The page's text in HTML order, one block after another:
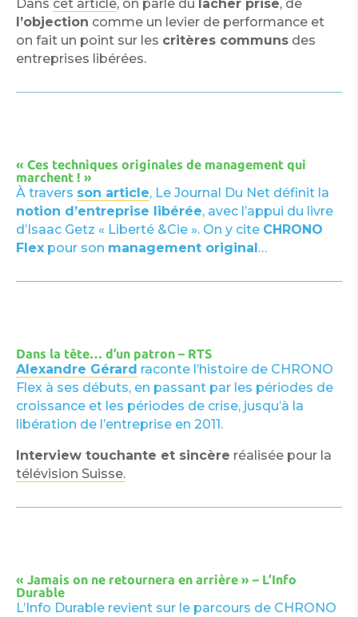
Dans cet article, on parle du lâcher prise, de
l’objection comme un levier de performance et
on fait un point sur les critères communs des
entreprises libérées.
« Ces techniques originales de management qui
marchent ! »
À travers son article, Le Journal Du Net définit la
notion d’entreprise libérée, avec l’appui du livre
d’Isaac Getz « Liberté &Cie ». On y cite CHRONO
Flex pour son management original …
Dans la tête… d’un patron – RTS
Alexandre Gérard raconte l’histoire de CHRONO
Flex à ses débuts, en passant par les périodes de
croissance et les périodes de crise, jusqu’à la
libération de l’entreprise en 2011.
Interview touchante et sincère réalisée pour la
télévision Suisse.
« Jamais on ne retournera en arrière » – L’Info
Durable
L’Info Durable revient sur le parcours de CHRONO